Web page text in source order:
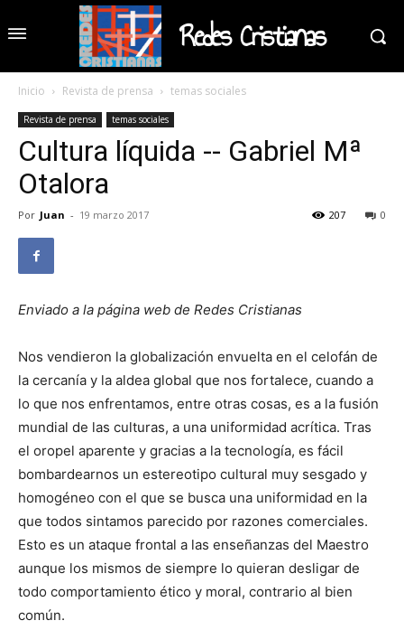
Redes Cristianas
Inicio Revista de prensa temas sociales
Revista de prensa temas sociales
Cultura líquida -- Gabriel Mª
Otalora
Por Juan - 19 marzo 2017 0
207
Enviado a la página web de Redes Cristianas
Nos vendieron la globalización envuelta en el celofán de
la cercanía y la aldea global que nos fortalece, cuando a
lo que nos enfrentamos, entre otras cosas, es a la fusión
mundial de las culturas, a una uniformidad acrítica. Tras
el oropel aparente y gracias a la tecnología, es fácil
bombardearnos un estereotipo cultural muy sesgado y
homogéneo con el que se busca una uniformidad en la
que todos sintamos parecido por razones comerciales.
Esto es un ataque frontal a las enseñanzas del Maestro
aunque los mismos de siempre lo quieran desligar de
todo comportamiento ético y moral, contrario al bien
común.